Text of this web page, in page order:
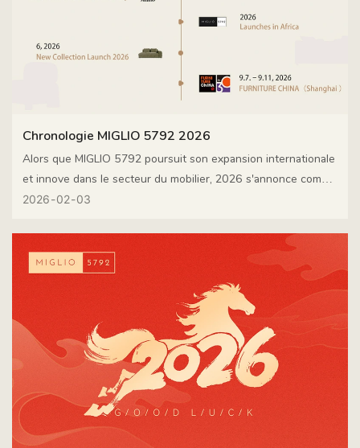
Chronologie MIGLIO 5792 2026
Alors que MIGLIO 5792 poursuit son expansion internationale
et innove dans le secteur du mobilier, 2026 s'annonce comme
une année charnière. Notre participation à des salons
témoigne de notre engagement envers le savoir-faire
artisanal, l'excellence du design et le développement de
partenariats durables à travers le monde. Vous trouverez ci-
dessous un aperçu de nos principaux événements pour 2026.
2026 02 03